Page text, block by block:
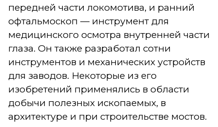
передней части локомотива, и ранний
офтальмоскоп — инструмент для
медицинского осмотра внутренней части
глаза. Он также разработал сотни
инструментов и механических устройств
для заводов. Некоторые из его
изобретений применялись в области
добычи полезных ископаемых, в
архитектуре и при строительстве мостов.